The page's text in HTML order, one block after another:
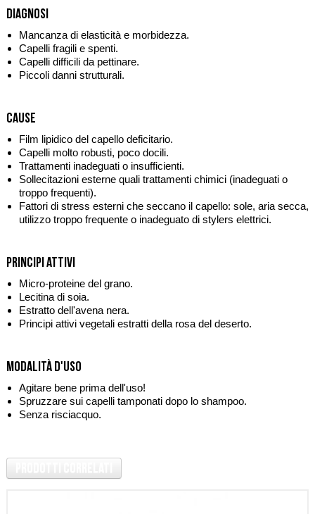
Diagnosi
Mancanza di elasticità e morbidezza.
Capelli fragili e spenti.
Capelli difficili da pettinare.
Piccoli danni strutturali.
Cause
Film lipidico del capello deficitario.
Capelli molto robusti, poco docili.
Trattamenti inadeguati o insufficienti.
Sollecitazioni esterne quali trattamenti chimici (inadeguati o
troppo frequenti).
Fattori di stress esterni che seccano il capello: sole, aria secca,
utilizzo troppo frequente o inadeguato di stylers elettrici.
Principi attivi
Micro-proteine del grano.
Lecitina di soia.
Estratto dell'avena nera.
Principi attivi vegetali estratti della rosa del deserto.
Modalità d'uso
Agitare bene prima dell'uso!
Spruzzare sui capelli tamponati dopo lo shampoo.
Senza risciacquo.